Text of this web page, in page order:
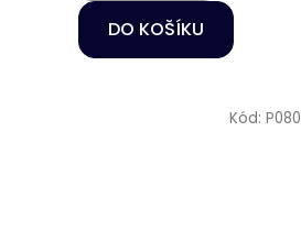
DO KOŠÍKU
Kód: P080